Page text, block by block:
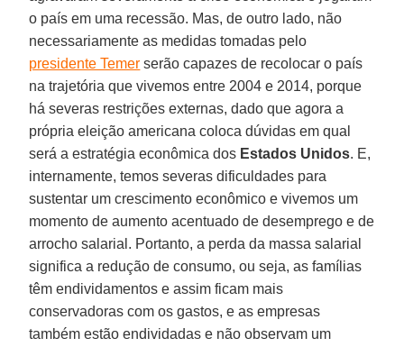
o país em uma recessão. Mas, de outro lado, não
necessariamente as medidas tomadas pelo
presidente Temer serão capazes de recolocar o país
na trajetória que vivemos entre 2004 e 2014, porque
há severas restrições externas, dado que agora a
própria eleição americana coloca dúvidas em qual
será a estratégia econômica dos Estados Unidos. E,
internamente, temos severas dificuldades para
sustentar um crescimento econômico e vivemos um
momento de aumento acentuado de desemprego e de
arrocho salarial. Portanto, a perda da massa salarial
significa a redução de consumo, ou seja, as famílias
têm endividamentos e assim ficam mais
conservadoras com os gastos, e as empresas
também estão endividadas e não observam um